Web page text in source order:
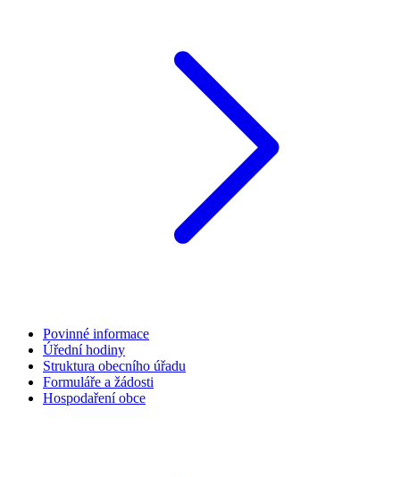
Povinné informace
Úřední hodiny
Struktura obecního úřadu
Formuláře a žádosti
Hospodaření obce